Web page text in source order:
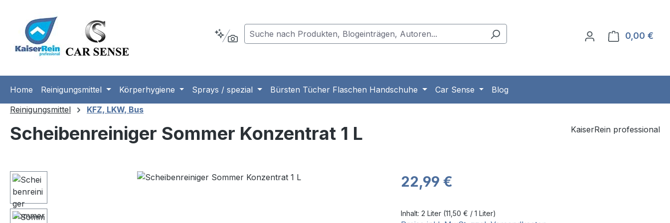
0,00 €
Home Reinigungsmittel Körperhygiene Sprays / spezial Bürsten Tücher Flaschen Handschuhe Car Sense
Blog
Reinigungsmittel
KFZ, LKW, Bus
Scheibenreiniger Sommer Konzentrat 1 L KaiserRein professional
Bildergalerie überspringen Regulärer Preis:
22,99 €
Inhalt: 2 Liter (11,50 € / 1 Liter)